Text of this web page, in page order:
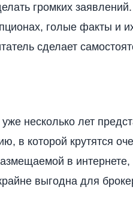
громких
голые факты и
сделает
несколько лет
в которой крутятся
в интернете,
выгодна для